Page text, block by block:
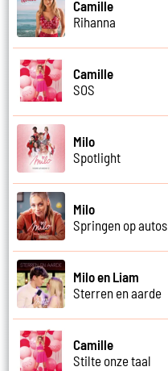
Camille
Rihanna
Camille
SOS
Milo
Spotlight
Milo
Springen op autos
Milo en Liam
Sterren en aarde
Camille
Stilte onze taal